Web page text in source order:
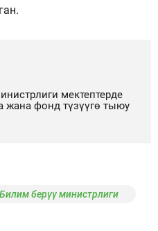
мектептерде
жана фонд түзүүгө тыюу
Билим берүү министрлиги